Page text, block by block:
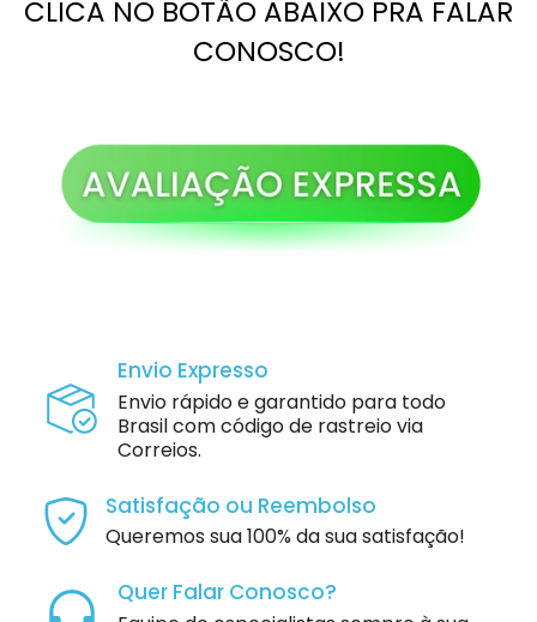
CLICA NO BOTÃO ABAIXO PRA FALAR
CONOSCO!
Envio Expresso
Envio rápido e garantido para todo
Brasil com código de rastreio via
Correios.
Satisfação ou Reembolso
Queremos sua 100% da sua satisfação!
Quer Falar Conosco?